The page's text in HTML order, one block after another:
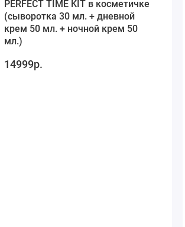
PERFECT TIME KIT в косметичке
(сыворотка 30 мл. + дневной
крем 50 мл. + ночной крем 50
мл.)
14999р.